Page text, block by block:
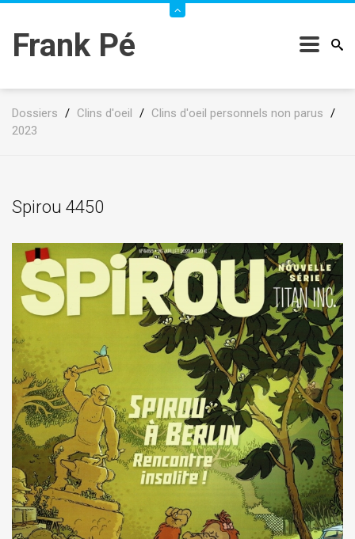
Frank Pé
Dossiers / Clins d'oeil / Clins d'oeil personnels non parus /
2023
Spirou 4450